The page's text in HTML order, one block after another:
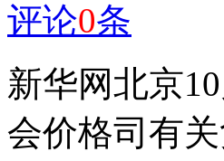
评论0条
新华网北京
会价格司有